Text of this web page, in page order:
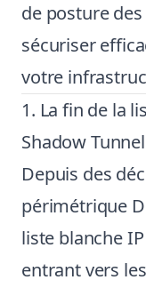
de posture
sécuriser
votre
1. La fin de la
Shadow
Depuis des
périmétrique
liste blanche
entrant vers